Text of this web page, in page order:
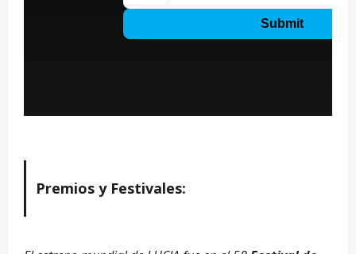
Premios y Festivales: